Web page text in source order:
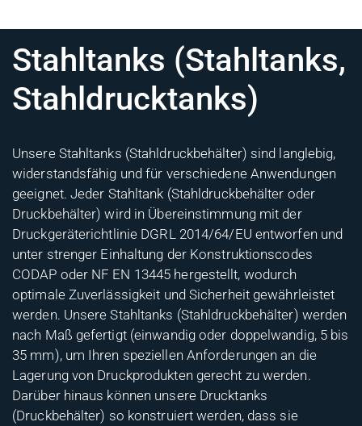
Stahltanks (Stahltanks,
Stahldrucktanks)
Unsere Stahltanks (Stahldruckbehälter) sind langlebig,
widerstandsfähig und für verschiedene Anwendungen
geeignet. Jeder Stahltank (Stahldruckbehälter oder
Druckbehälter) wird in Übereinstimmung mit der
Druckgeräterichtlinie DGRL 2014/64/EU entworfen und
unter strenger Einhaltung der Konstruktionscodes
CODAP oder NF EN 13445 hergestellt, wodurch
optimale Zuverlässigkeit und Sicherheit gewährleistet
werden. Unsere Stahltanks (Stahldruckbehälter) werden
nach Maß gefertigt (einwandig oder doppelwandig, 5 bis
35 mm), um Ihren speziellen Anforderungen an die
Lagerung von Druckprodukten gerecht zu werden.
Darüber hinaus können unsere Drucktanks
(Druckbehälter) so konstruiert werden, dass sie